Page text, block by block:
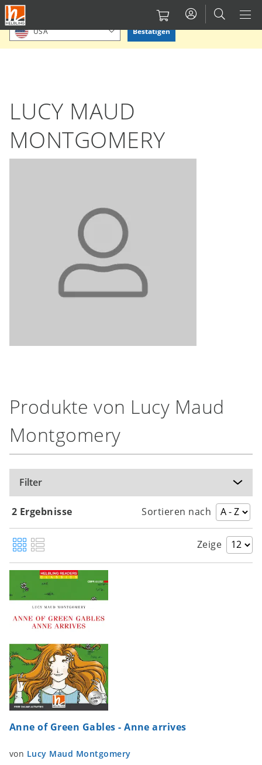
Direkt
zum
Inhalt
Bitte Standort bestätigen oder einen anderen auswählen.
USA Bestätigen
LUCY MAUD
MONTGOMERY
Produkte von Lucy Maud
Montgomery
Filter
2 Ergebnisse Sortieren nach
Zeige
Anne of Green Gables - Anne arrives
von Lucy Maud Montgomery